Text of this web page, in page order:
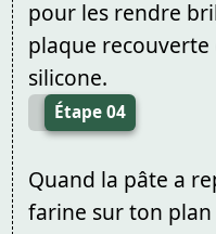
pour les rendre
plaque recouverte
silicone.
Étape 04
Quand la pâte a
farine sur ton